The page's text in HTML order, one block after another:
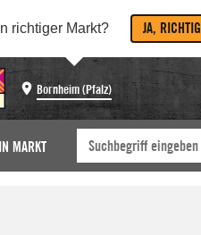
richtiger Markt? JA, RICHTIG
Bornheim (Pfalz)
MARKT